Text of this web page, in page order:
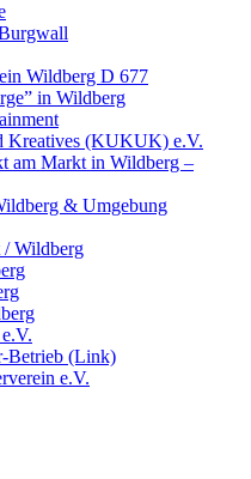
Wildberg D 677
in Wildberg
Kreatives (KUKUK) e.V.
am Markt in Wildberg –
& Umgebung
Wildberg
Betrieb (Link)
e.V.